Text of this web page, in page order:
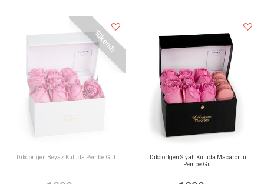
Tükendi
Dikdörtgen Beyaz Kutuda Pembe Gül
Dikdörtgen Siyah Kutuda Macaronlu
Pembe Gül